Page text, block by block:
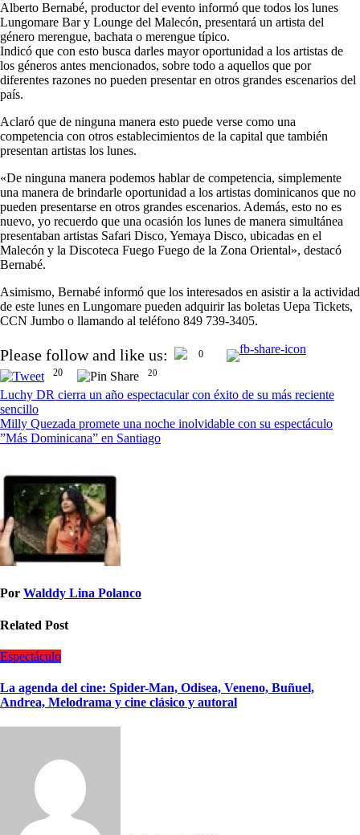
Alberto Bernabé, productor del evento informó que todos los lunes
Lungomare Bar y Lounge del Malecón, presentará un artista del
género merengue, bachata o merengue típico.
Indicó que con esto busca darles mayor oportunidad a los artistas de
los géneros antes mencionados, sobre todo a aquellos que por
diferentes razones no pueden presentar en otros grandes escenarios del
país.
Aclaró que de ninguna manera esto puede verse como una
competencia con otros establecimientos de la capital que también
presentan artistas los lunes.
«De ninguna manera podemos hablar de competencia, simplemente
una manera de brindarle oportunidad a los artistas dominicanos que no
pueden presentarse en otros grandes escenarios. Además, esto no es
nuevo, yo recuerdo que una ocasión los lunes de manera simultánea
presentaban artistas Safari Disco, Yemaya Disco, ubicadas en el
Malecón y la Discoteca Fuego Fuego de la Zona Oriental», destacó
Bernabé.
Asimismo, Bernabé informó que los interesados en asistir a la actividad
de este lunes en Lungomare pueden adquirir las boletas Uepa Tickets,
CCN Jumbo o llamando al teléfono 849 739-3405.
Please follow and like us:
0
20
20
Navegación
de
entradas
Luchy DR cierra un año espectacular con éxito de su más reciente
sencillo
Milly Quezada promete una noche inolvidable con su espectáculo
”Más Dominicana” en Santiago
Por Walddy Lina Polanco
Related Post
Espectáculo
La agenda del cine: Spider-Man, Odisea, Veneno, Buñuel,
Andrea, Melodrama y cine clásico y autoral